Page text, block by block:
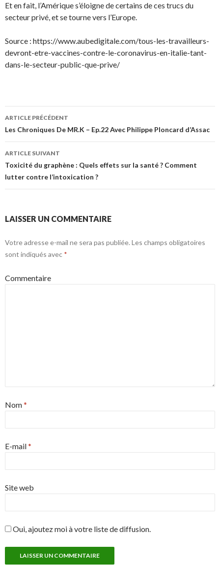
Et en fait, l’Amérique s’éloigne de certains de ces trucs du
secteur privé, et se tourne vers l’Europe.
Source : https://www.aubedigitale.com/tous-les-travailleurs-
devront-etre-vaccines-contre-le-coronavirus-en-italie-tant-
dans-le-secteur-public-que-prive/
Navigation
des
articles
ARTICLE PRÉCÉDENT
Les Chroniques De MR.K – Ep.22 Avec Philippe Ploncard d’Assac
ARTICLE SUIVANT
Toxicité du graphène : Quels effets sur la santé ? Comment
lutter contre l’intoxication ?
LAISSER UN COMMENTAIRE
Votre adresse e-mail ne sera pas publiée. Les champs obligatoires
sont indiqués avec *
Commentaire
Nom*
E-mail*
Site web
Oui, ajoutez moi à votre liste de diffusion.